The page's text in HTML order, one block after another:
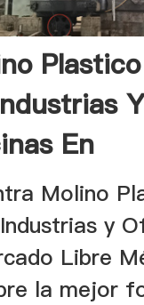
En
...
Molino
y
Libre
la mejor